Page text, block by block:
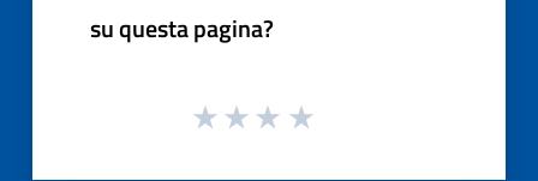
su questa pagina?